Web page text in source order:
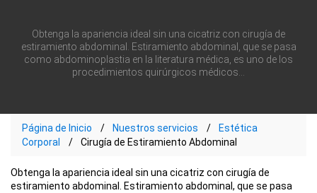
Obtenga la apariencia ideal sin una cicatriz con cirugía de
estiramiento abdominal. Estiramiento abdominal, que se pasa
como abdominoplastia en la literatura médica, es uno de los
procedimientos quirúrgicos médicos...
Página de Inicio Nuestros servicios
Estética
Corporal
Cirugía de Estiramiento Abdominal
Obtenga la apariencia ideal sin una cicatriz con cirugía de
estiramiento abdominal. Estiramiento abdominal, que se pasa